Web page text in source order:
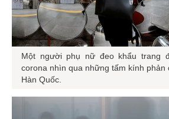
Một người phụ nữ đeo khẩu trang
corona nhìn qua những tấm kính phản
Hàn Quốc.